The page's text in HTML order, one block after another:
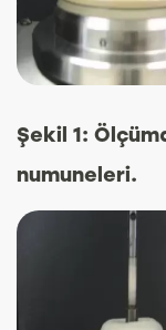
Şekil 1:
numuneleri.